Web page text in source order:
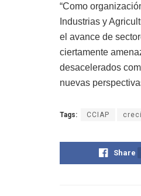
“Como
Industrias y
el avance de
ciertamente
desacelerados
nuevas
Tags: CCIAP
Share